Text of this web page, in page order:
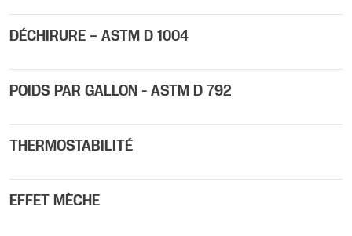
DÉCHIRURE – ASTM D 1004
POIDS PAR GALLON - ASTM D 792
THERMOSTABILITÉ
EFFET MÈCHE